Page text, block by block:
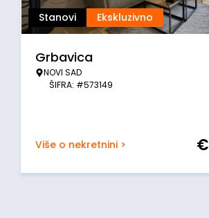
Stanovi Ekskluzivno
Grbavica
NOVI SAD
ŠIFRA: #573149
Više o nekretnini > €